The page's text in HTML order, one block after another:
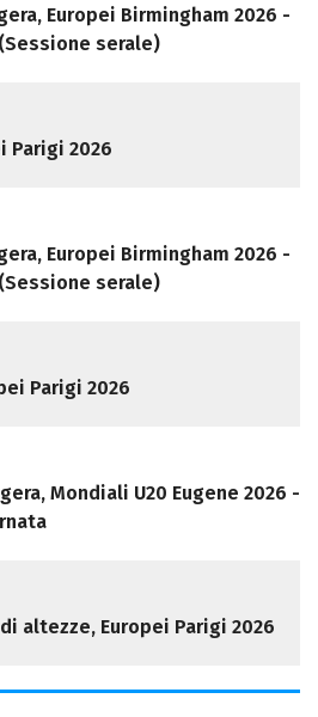
Europei Birmingham 2026 -
serale)
Parigi 2026
Europei Birmingham 2026 -
serale)
Parigi 2026
Mondiali U20 Eugene 2026 -
altezze, Europei Parigi 2026